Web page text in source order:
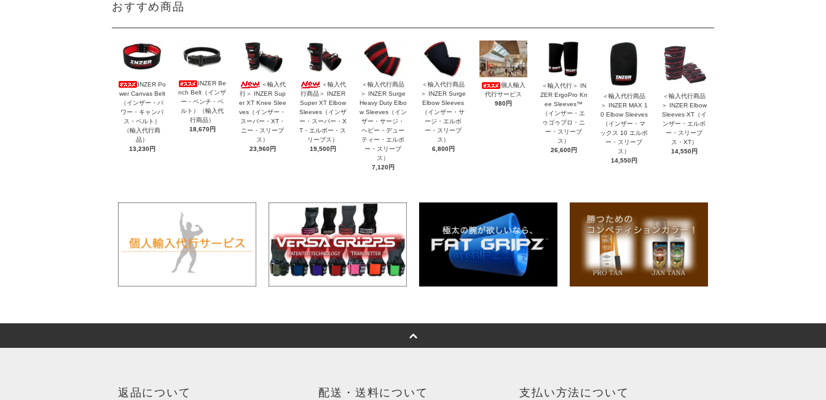
おすすめ商品
INZER Po
wer Canvas Belt
（インザー・パ
ワー・キャンバ
ス・ベルト）
（輸入代行商
品）
13,230円
INZER Be
nch Belt（インザ
ー・ベンチ・ベ
ルト）（輸入代
行商品）
18,670円
＜輸入代
行＞ INZER Sup
er XT Knee Slee
ves（インザー・
スーパー・XT・
ニー・スリーブ
ス）
23,960円
＜輸入代
行商品＞ INZER
Super XT Elbow
Sleeves（インザ
ー・スーパー・X
T・エルボー・ス
リーブス）
19,500円
＜輸入代行商品
＞ INZER Surge
Heavy Duty Elbo
w Sleeves（イン
ザー・サージ・
ヘビー・デュー
ティー・エルボ
ー・スリーブ
ス）
7,120円
＜輸入代行商品
＞ INZER Surge
Elbow Sleeves
（インザー・サ
ージ・エルボ
ー・スリーブ
ス）
6,800円
個人輸入
代行サービス
980円
＜輸入代行＞ IN
ZER ErgoPro Kn
ee Sleeves™
（インザー・エ
ゥゴゥプロ・ニ
ー・スリーブ
ス）
26,600円
＜輸入代行商品
＞ INZER MAX 1
0 Elbow Sleeves
（インザー・マ
ックス 10 エルボ
ー・スリーブ
ス）
14,550円
＜輸入代行商品
＞ INZER Elbow
Sleeves XT（イ
ンザー・エルボ
ー・スリーブ
ス・XT）
14,550円
返品について 配送・送料について 支払い方法について